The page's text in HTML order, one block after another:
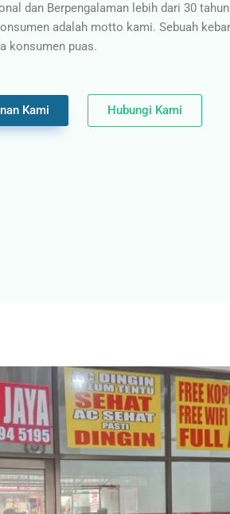
dan Berpengalaman lebih dari 30
adalah motto kami. Sebuah
konsumen puas.
Kami Hubungi Kami